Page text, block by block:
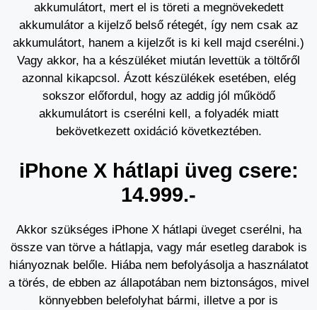
akkumulátort, mert el is töreti a megnövekedett
akkumulátor a kijelző belső rétegét, így nem csak az
akkumulátort, hanem a kijelzőt is ki kell majd cserélni.)
Vagy akkor, ha a készüléket miután levettük a töltőről
azonnal kikapcsol. Ázott készülékek esetében, elég
sokszor előfordul, hogy az addig jól működő
akkumulátort is cserélni kell, a folyadék miatt
bekövetkezett oxidáció következtében.
iPhone X hátlapi üveg csere:
14.999.-
Akkor szükséges iPhone X hátlapi üveget cserélni, ha
össze van törve a hátlapja, vagy már esetleg darabok is
hiányoznak belőle. Hiába nem befolyásolja a használatot
a törés, de ebben az állapotában nem biztonságos, mivel
könnyebben belefolyhat bármi, illetve a por is